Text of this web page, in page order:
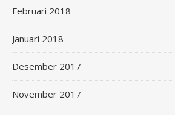
Februari 2018
Januari 2018
Desember 2017
November 2017